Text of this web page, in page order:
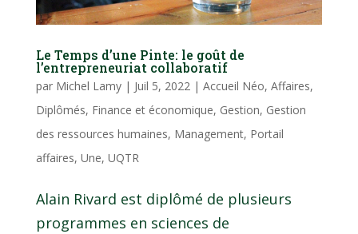
Le Temps d’une Pinte: le goût de
l’entrepreneuriat collaboratif
par Michel Lamy| Juil 5, 2022| Accueil Néo, Affaires,
Diplômés, Finance et économique, Gestion, Gestion
des ressources humaines, Management, Portail
affaires, Une, UQTR
Alain Rivard est diplômé de plusieurs
programmes en sciences de